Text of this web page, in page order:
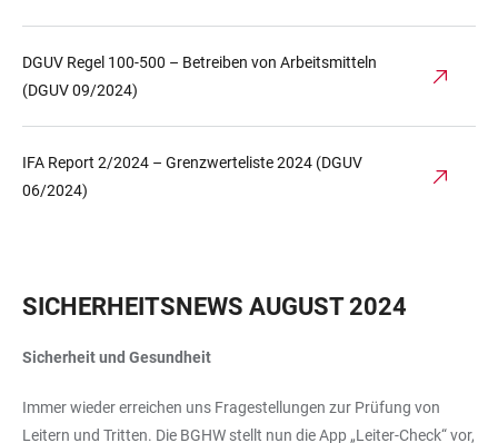
DGUV Regel 100-500 – Betreiben von Arbeitsmitteln
(DGUV 09/2024)
IFA Report 2/2024 – Grenzwerteliste 2024 (DGUV
06/2024)
SICHERHEITSNEWS AUGUST 2024
Sicherheit und Gesundheit
Immer wieder erreichen uns Fragestellungen zur Prüfung von
Leitern und Tritten. Die BGHW stellt nun die App „Leiter-Check“ vor,